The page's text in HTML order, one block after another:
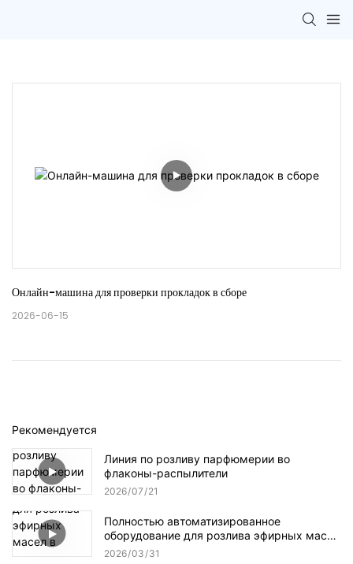
Онлайн-машина для проверки прокладок в сборе
2026-06-15
Рекомендуется
Линия по розливу парфюмерии во
флаконы-распылители
2026 07 21
Полностью автоматизированное
оборудование для розлива эфирных масел
в косметику, фармацевтику и пищевую
2026 03 31